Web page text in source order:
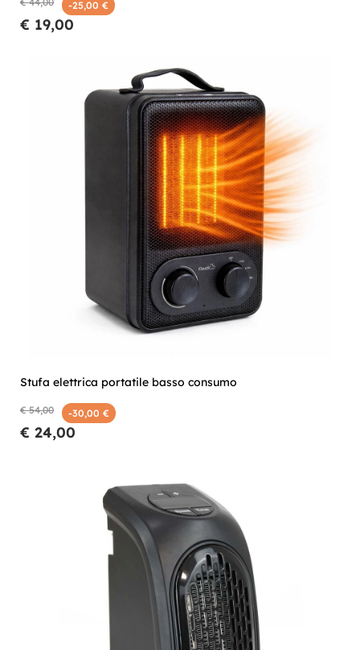
-25,00 €
€ 19,00
Stufa elettrica portatile basso consumo
€ 54,00 -30,00 €
€ 24,00